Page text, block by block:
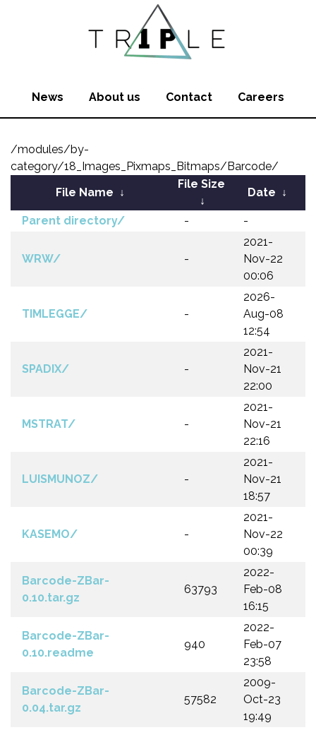
News About us Contact Careers
/modules/by-
category/18_Images_Pixmaps_Bitmaps/Barcode/
File Name ↓
File Size
↓
Date ↓
Parent directory/ - -
WRW/ -
2021-
Nov-22
00:06
TIMLEGGE/ -
2026-
Aug-08
12:54
SPADIX/ -
2021-
Nov-21
22:00
MSTRAT/ -
2021-
Nov-21
22:16
LUISMUNOZ/ -
2021-
Nov-21
18:57
KASEMO/ -
2021-
Nov-22
00:39
Barcode-ZBar-
0.10.tar.gz
63793
2022-
Feb-08
16:15
Barcode-ZBar-
0.10.readme
940
2022-
Feb-07
23:58
Barcode-ZBar-
0.04.tar.gz
57582
2009-
Oct-23
19:49